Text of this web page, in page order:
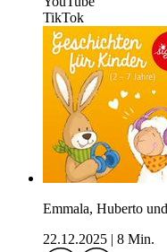
TikTok
Emmala, Huberto
22.12.2025
8 Min.